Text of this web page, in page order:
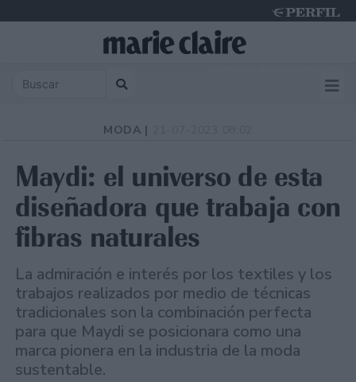
MODA |
Maydi: el universo de esta
diseñadora que trabaja con
fibras naturales
La admiración e interés por los textiles y los
trabajos realizados por medio de técnicas
tradicionales son la combinación perfecta
para que Maydi se posicionara como una
marca pionera en la industria de la moda
sustentable.